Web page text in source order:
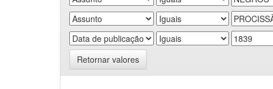
Retornar valores